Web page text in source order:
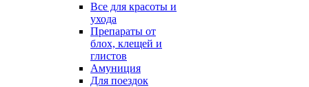
Все для красоты и
ухода
Препараты от
блох, клещей и
глистов
Амуниция
Для поездок